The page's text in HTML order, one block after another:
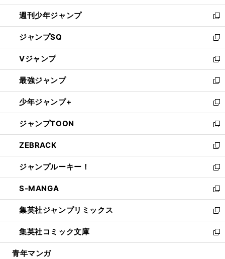
開
く
週刊少年ジャンプ
新
し
い
ウ
ィ
ン
ド
ウ
で
開
く
ジャンプSQ
新
し
い
ウ
ィ
ン
ド
ウ
で
開
く
Vジャンプ
新
し
い
ウ
ィ
ン
ド
ウ
で
開
く
最強ジャンプ
新
し
い
ウ
ィ
ン
ド
ウ
で
開
く
少年ジャンプ+
新
し
い
ウ
ィ
ン
ド
ウ
で
開
く
ジャンプTOON
新
し
い
ウ
ィ
ン
ド
ウ
で
開
く
ZEBRACK
新
し
い
ウ
ィ
ン
ド
ウ
で
開
ジャンプルーキー！
新
し
い
ウ
ィ
ン
ド
ウ
S-MANGA
新
し
い
ウ
ィ
ン
集英社ジャンプリミックス
新
し
い
ウ
集英社コミック文庫
新
し
青年マンガ